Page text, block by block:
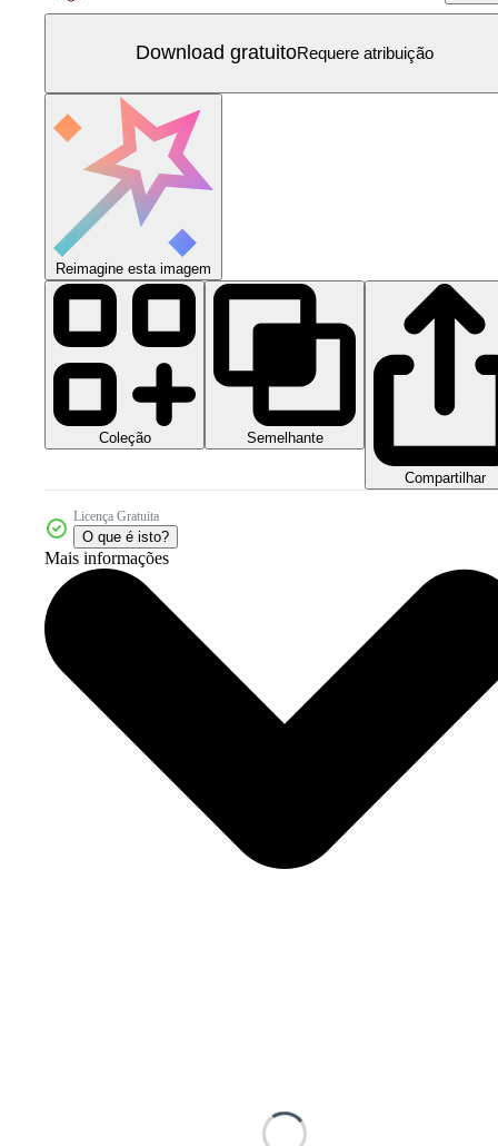
Download gratuitoRequere atribuição
Reimagine esta imagem
Coleção Semelhante
Compartilhar
Licença Gratuita
O que é isto?
Mais informações